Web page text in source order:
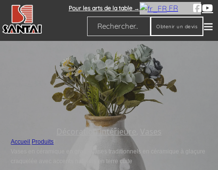
Pour les arts de la table → FR
Rechercher
Obtenir un devis
Décoration intérieure Vases
Accueil Produits
Vases en céramique en gros - Vases traditionnels en céramique à glaçure
craquelée avec accents naturels en terre cuite